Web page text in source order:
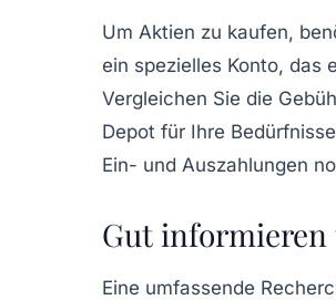
Um Aktien zu kaufen,
ein spezielles Konto, das
Vergleichen Sie die
Depot für Ihre
Ein- und Auszahlungen
Gut informieren
Eine umfassende